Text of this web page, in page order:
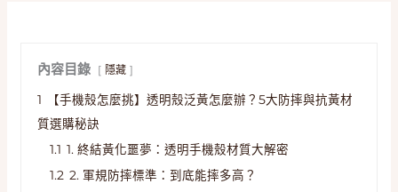
內容目錄 隱藏
1
【手機殼怎麼挑】透明殼泛黃怎麼辦？5大防摔與抗黃材
質選購秘訣
1.1 1. 終結黃化噩夢：透明手機殼材質大解密
1.2 2. 軍規防摔標準：到底能摔多高？